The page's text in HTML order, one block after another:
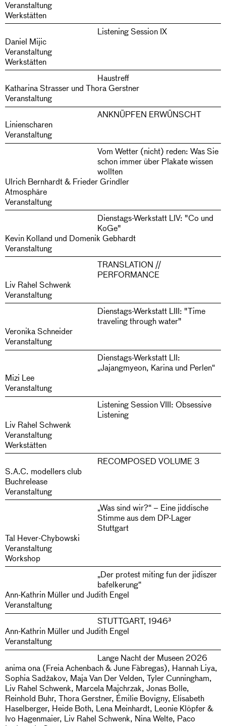
Veranstaltung
Werkstätten
Listening Session IX
Daniel Mijic
Veranstaltung
Werkstätten
Haustreff
Katharina Strasser und Thora Gerstner
Veranstaltung
ANKNÜPFEN ERWÜNSCHT
Linienscharen
Veranstaltung
Vom Wetter (nicht) reden: Was Sie
schon immer über Plakate wissen
wollten
Ulrich Bernhardt & Frieder Grindler
Atmosphäre
Veranstaltung
Dienstags-Werkstatt LIV: "Co und
KoGe"
Kevin Kolland und Domenik Gebhardt
Veranstaltung
TRANSLATION //
PERFORMANCE
Liv Rahel Schwenk
Veranstaltung
Dienstags-Werkstatt LIII: "Time
traveling through water"
Veronika Schneider
Veranstaltung
Dienstags-Werkstatt LII:
„Jajangmyeon, Karina und Perlen“
Mizi Lee
Veranstaltung
Listening Session VIII: Obsessive
Listening
Liv Rahel Schwenk
Veranstaltung
Werkstätten
RECOMPOSED VOLUME 3
S.A.C. modellers club
Buchrelease
Veranstaltung
„Was sind wir?“ – Eine jiddische
Stimme aus dem DP-Lager
Stuttgart
Tal Hever-Chybowski
Veranstaltung
Workshop
„Der protest miting fun der jidiszer
bafelkerung“
Ann-Kathrin Müller und Judith Engel
Veranstaltung
STUTTGART, 1946³
Ann-Kathrin Müller und Judith Engel
Veranstaltung
Lange Nacht der Museen 2026
anima ona (Freia Achenbach & June Fàbregas), Hannah Liya,
Sophia Sadžakov, Maja Van Der Velden, Tyler Cunningham,
Liv Rahel Schwenk, Marcela Majchrzak, Jonas Bolle,
Reinhold Buhr, Thora Gerstner, Émilie Bovigny, Elisabeth
Haselberger, Heide Both, Lena Meinhardt, Leonie Klöpfer &
Ivo Hagenmaier, Liv Rahel Schwenk, Nina Welte, Paco